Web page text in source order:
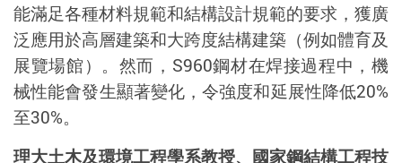
能滿足各種材料規範和結構設計規範的要求，獲廣
泛應用於高層建築和大跨度結構建築（例如體育及
展覽場館）。然而， S960鋼材在焊接過程中，機
械性能會發生顯著變化，令強度和延展性降低20%
至30%。
理大土木及環境工程學系教授、國家鋼結構工程技